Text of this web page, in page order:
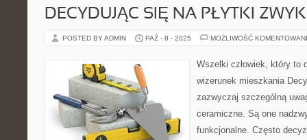
DECYDUJĄC SIĘ NA PŁYTKI
POSTED BY ADMIN PAŹ - 8 - 2025 MOŻLIWOŚĆ
Wszelki człowiek, który to
wizerunek mieszkania
zazwyczaj szczególną
ceramiczne. Są one
funkcjonalne. Często